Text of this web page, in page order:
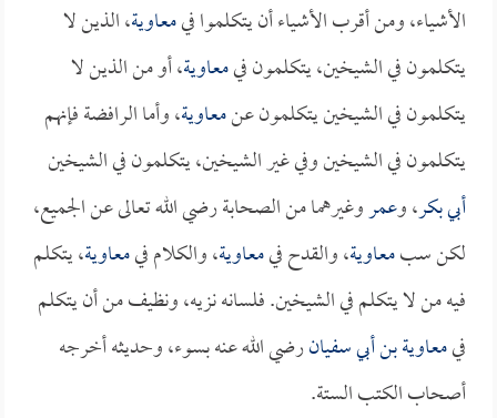
الأشياء، ومن أقرب الأشياء أن يتكلموا فيمعاوية، الذين لا
يتكلمون في الشيخين، يتكلمون فيمعاوية، أو من الذين لا
يتكلمون في الشيخين يتكلمون عنمعاوية، وأما الرافضة فإنهم
يتكلمون في الشيخين وفي غير الشيخين، يتكلمون في الشيخين
أبي بكر، وعمروغيرهما من الصحابة رضي الله تعالى عن الجميع،
لكن سبمعاوية، والقدح فيمعاوية، والكلام فيمعاوية، يتكلم
فيه من لا يتكلم في الشيخين. فلسانه نزيه، ونظيف من أن يتكلم
فيمعاوية بن أبي سفيانرضي الله عنه بسوء، وحديثه أخرجه
أصحاب الكتب الستة.